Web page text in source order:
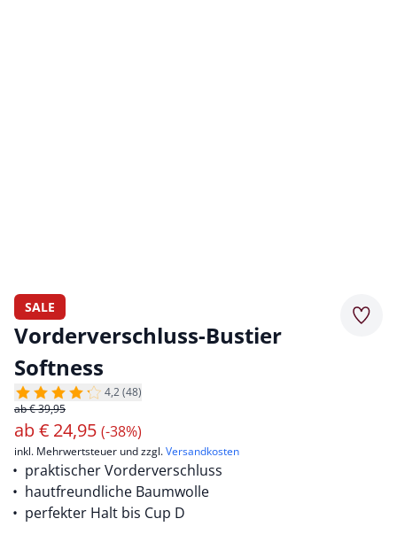
SALE
Vorderverschluss-Bustier
Softness
4,2 (48)
ab € 39,95
ab€ 24,95 (-38%)
inkl. Mehrwertsteuer und zzgl.Versandkosten
praktischer Vorderverschluss
hautfreundliche Baumwolle
perfekter Halt bis Cup D